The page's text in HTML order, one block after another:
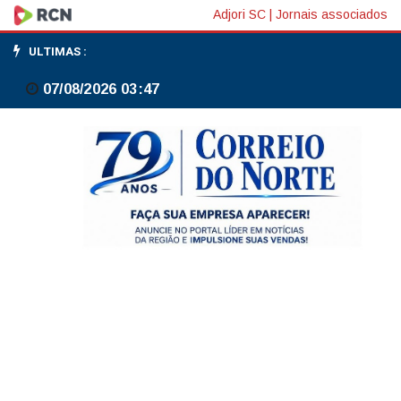
CPI
anual
da
desacelera
Adjori SC Jornais associados
ULTIMAS :
07/08/2026 03:47